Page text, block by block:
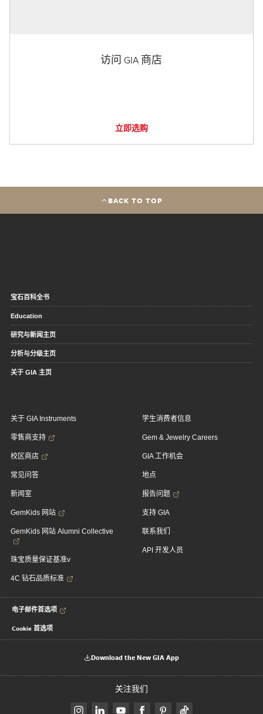
访问 GIA 商店
立即选购
BACK TO TOP
宝石百科全书
Education
研究与新闻主页
分析与分级主页
关于 GIA 主页
关于 GIA Instruments
零售商支持
校区商店
常见问答
新闻室
GemKids 网站
GemKids 网站 Alumni Collective
珠宝质量保证基准v
4C 钻石品质标准
学生消费者信息
Gem & Jewelry Careers
GIA 工作机会
地点
报告问题
支持 GIA
联系我们
API 开发人员
电子邮件首选项
Cookie 首选项
Download the New GIA App
关注我们